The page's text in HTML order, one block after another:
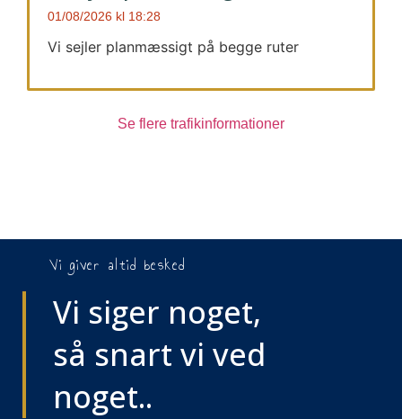
01/08/2026 18:28
Vi sejler planmæssigt på begge ruter
Se flere trafikinformationer
Vi giver altid besked
Vi siger noget,
så snart vi ved
noget..